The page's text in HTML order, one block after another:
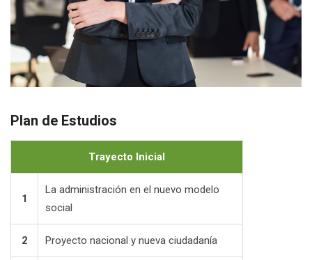
Plan de Estudios
Trayecto Inicial
1
La administración en el nuevo modelo
social
2 Proyecto nacional y nueva ciudadanía